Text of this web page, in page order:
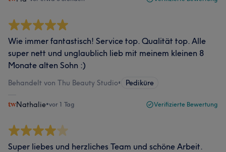
Wie immer fantastisch! Service top. Qualität top. Alle
super nett und unglaublich lieb mit meinem kleinen 8
Monate alten Sohn :)
Behandelt von Thu Beauty Studio• Pediküre
Nathalie•vor 1 Tag Verifizierte Bewertung
Super liebes und herzliches Team und schöne Arbeit.